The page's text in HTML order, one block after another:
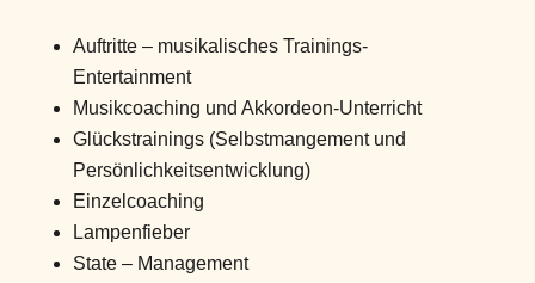
Auftritte – musikalisches Trainings-
Entertainment
Musikcoaching und Akkordeon-Unterricht
Glückstrainings (Selbstmangement und
Persönlichkeitsentwicklung)
Einzelcoaching
Lampenfieber
State – Management